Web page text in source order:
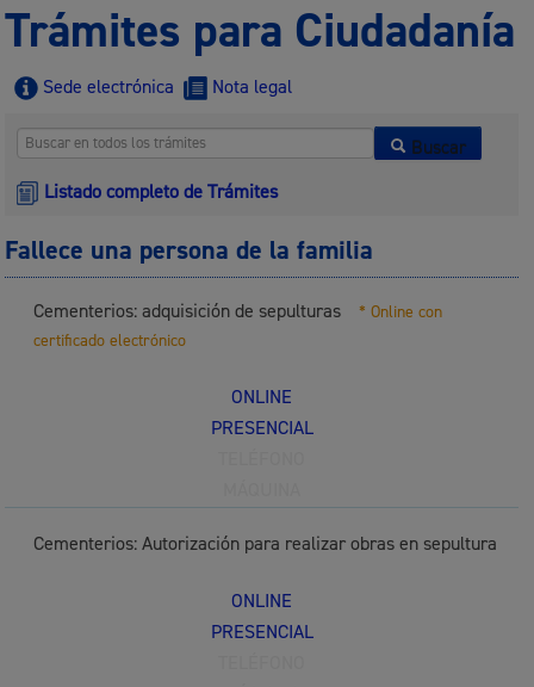
Trámites para Ciudadanía
Sede electrónica Nota legal
Buscar
Listado completo de Trámites
Fallece una persona de la familia
Cementerios: adquisición de sepulturas
* Online con
certificado electrónico
ONLINE
PRESENCIAL
Cementerios: Autorización para realizar obras en sepultura
ONLINE
PRESENCIAL